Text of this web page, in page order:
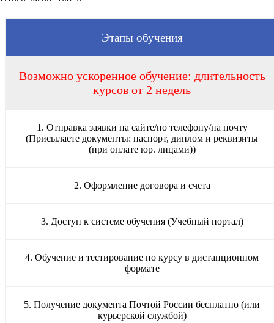
Этапы обучения
Возможно ускоренное обучение: длительность
курсов от 2 недель
1. Отправка заявки на сайте/по телефону/на почту
(Присылаете документы: паспорт, диплом и реквизиты
(при оплате юр. лицами))
2. Оформление договора и счета
3. Доступ к системе обучения (Учебный портал)
4. Обучение и тестирование по курсу в дистанционном
формате
5. Получение документа Почтой России бесплатно (или
курьерской службой)